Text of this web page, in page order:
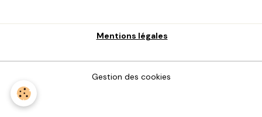
Mentions légales
Gestion des cookies